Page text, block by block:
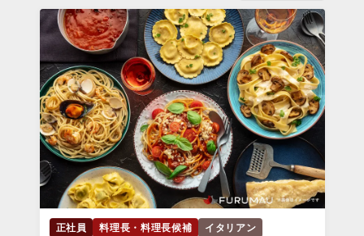
正社員 料理長・料理長候補 イタリアン